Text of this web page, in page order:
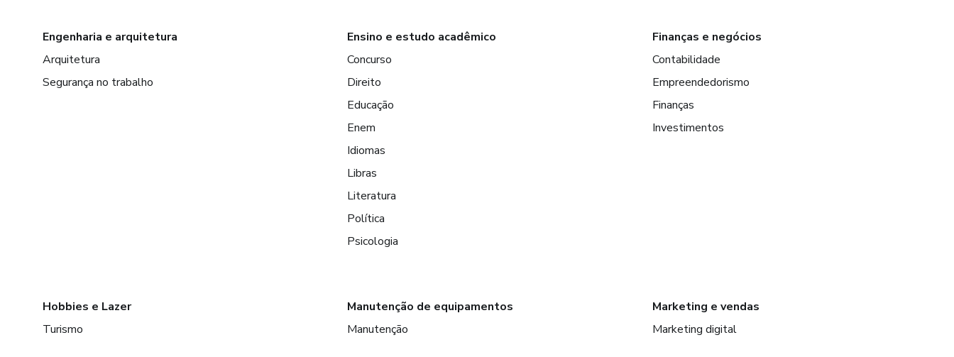
Engenharia e arquitetura
Arquitetura
Segurança no trabalho
Ensino e estudo acadêmico
Concurso
Direito
Educação
Enem
Idiomas
Libras
Literatura
Política
Psicologia
Finanças e negócios
Contabilidade
Empreendedorismo
Finanças
Investimentos
Hobbies e Lazer
Turismo
Manutenção de equipamentos
Manutenção
Marketing e vendas
Marketing digital